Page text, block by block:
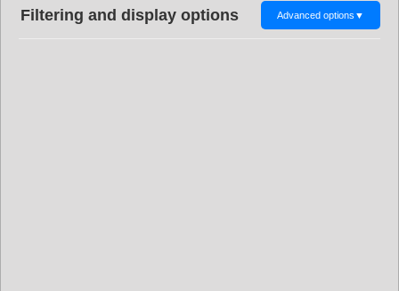
Filtering and display options Advanced options ▼